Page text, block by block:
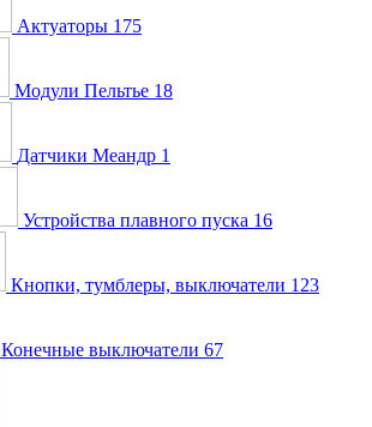
Актуаторы 175
Модули Пельтье 18
Датчики Меандр 1
Устройства плавного пуска 16
Кнопки, тумблеры, выключатели 123
Конечные выключатели 67